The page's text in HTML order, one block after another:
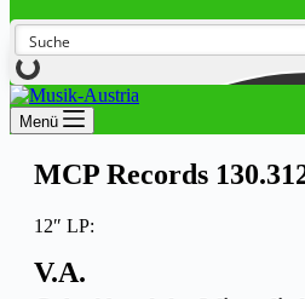
Menü
MCP Records
12″ LP:
V.A.